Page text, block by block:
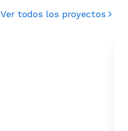
Ver todos los proyectos